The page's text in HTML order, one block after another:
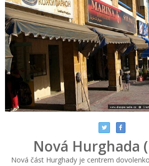
Nová Hurghada
Nová část Hurghady je centrem